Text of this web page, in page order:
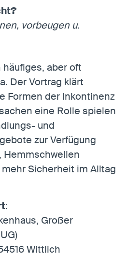
vorbeugen u.
aber oft
Der Vortrag klärt
Formen der Inkontinenz
eine Rolle spielen
und
zur Verfügung
Hemmschwellen
Sicherheit im Alltag
:
Großer
Wittlich
Informationen
Besucher unsere Website